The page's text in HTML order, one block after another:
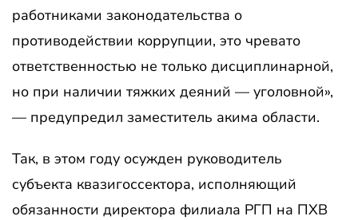
работниками законодательства о
противодействии коррупции, это чревато
ответственностью не только дисциплинарной,
но при наличии тяжких деяний — уголовной»,
— предупредил заместитель акима области.
Так, в этом году осужден руководитель
субъекта квазигоссектора, исполняющий
обязанности директора филиала РГП на ПХВ